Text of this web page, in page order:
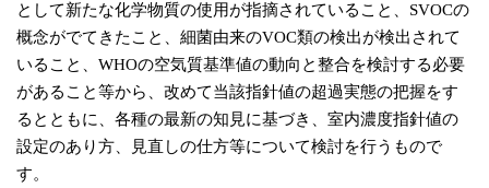
として新たな化学物質の使用が指摘されていること、SVOCの
概念がでてきたこと、細菌由来のVOC類の検出が検出されて
いること、WHOの空気質基準値の動向と整合を検討する必要
があること等から、改めて当該指針値の超過実態の把握をす
るとともに、各種の最新の知見に基づき、室内濃度指針値の
設定のあり方、見直しの仕方等について検討を行うもので
す。